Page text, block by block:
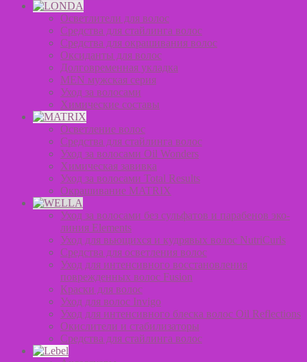
Осветлители для волос
Средства для стайлинга волос
Средства для окрашивания волос
Оксиданты для волос
Долговременная укладка
MEN мужская серия
Уход за волосами
Химические составы
Осветление волос
Средства для стайлинга волос
Уход за волосами Oil Wonders
Химическая завивка
Уход за волосами Total Results
Окрашивание MATRIX
Уход за волосами без сульфатов и парабенов эко-
линия Elements
Уход для вьющихся и кудрявых волос NutriCurls
Средства для осветления волос
Уход для интенсивного восстановления
поврежденных волос Fusion
Краски для волос
Уход для волос Invigo
Уход для интенсивного блеска волос Oil Reflections
Окислители и стабилизаторы
Средства для стайлинга волос